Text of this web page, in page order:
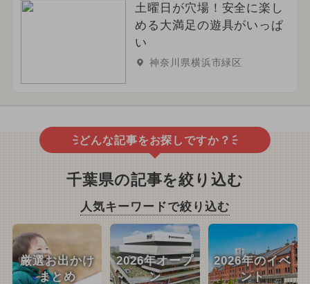
土曜日が穴場！安全に楽し
める大満足の遊具がいっぱ
い
神奈川県横浜市緑区
どんな記事をお探しですか？
千葉県の記事を絞り込む
人気キーワードで絞り込む
厳選お出かけ
まとめ
2026年オープ
ン
2026年のイベ
ント